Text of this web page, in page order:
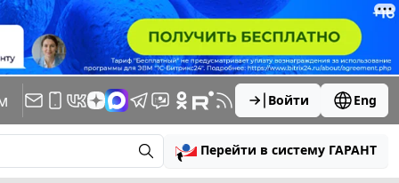
Войти Eng
Перейти в систему ГАРАНТ